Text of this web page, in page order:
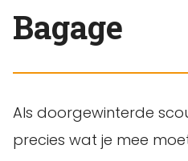
Bagage
Als doorgewinterde
precies wat je mee